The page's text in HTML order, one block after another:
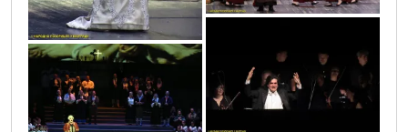
vic2400
vic2448